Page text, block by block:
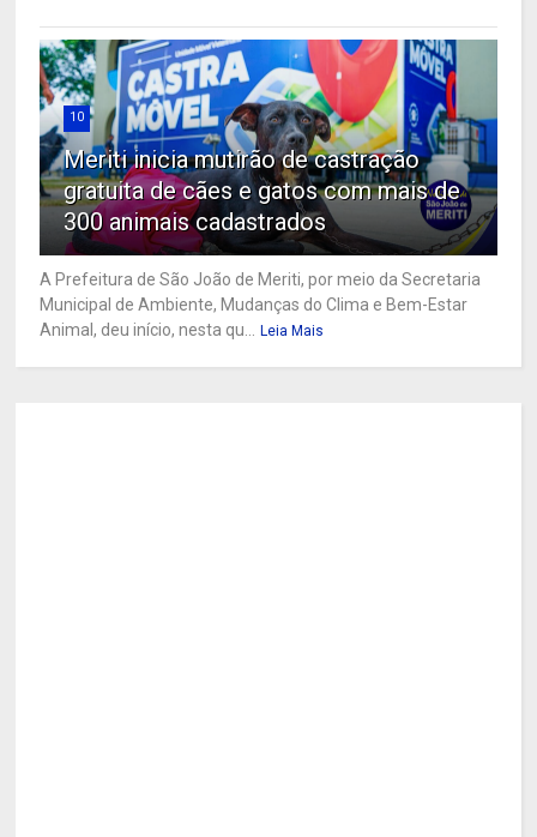
10
Meriti inicia mutirão de castração
gratuita de cães e gatos com mais de
300 animais cadastrados
A Prefeitura de São João de Meriti, por meio da Secretaria
Municipal de Ambiente, Mudanças do Clima e Bem-Estar
Animal, deu início, nesta qu...
Leia Mais